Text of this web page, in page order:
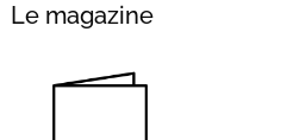
Le magazine